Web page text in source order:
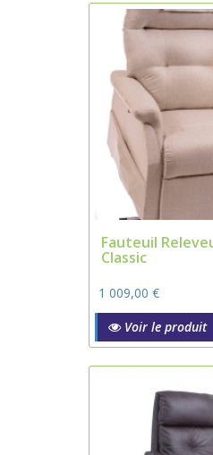
Fauteuil
Classic
1 009,00 €
Voir le produit